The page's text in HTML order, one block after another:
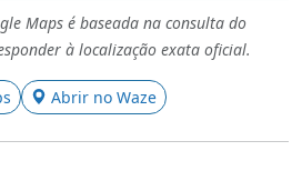
Maps é baseada na consulta do
à localização exata oficial.
Abrir no Waze